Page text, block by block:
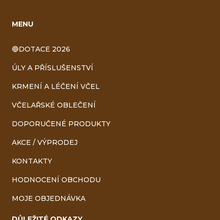
MENU
🔵DOTACE 2026
ÚLY A PŘÍSLUŠENSTVÍ
KRMENÍ A LÉČENÍ VČEL
VČELAŘSKÉ OBLEČENÍ
DOPORUČENÉ PRODUKTY
AKCE / VÝPRODEJ
KONTAKTY
HODNOCENÍ OBCHODU
MOJE OBJEDNÁVKA